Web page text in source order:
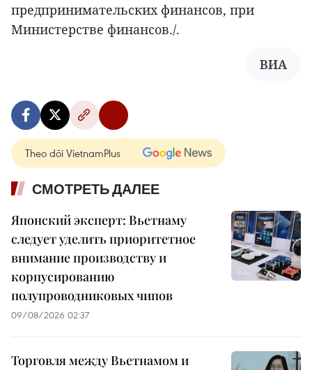
предпринимательских финансов, при
Министерстве финансов./.
ВИА
Theo dõi VietnamPlus
СМОТРЕТЬ ДАЛЕЕ
Японский эксперт: Вьетнаму
следует уделить приоритетное
внимание производству и
корпусированию
полупроводниковых чипов
09/08/2026 02:37
Торговля между Вьетнамом и